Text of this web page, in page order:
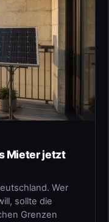
Mieter jetzt
Wer
sollte die
Grenzen